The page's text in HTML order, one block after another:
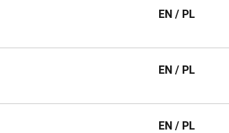
EN / PL
EN / PL
EN / PL